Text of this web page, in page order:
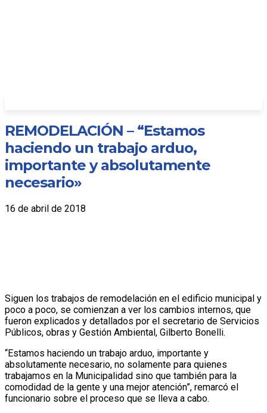
REMODELACIÓN – “Estamos
haciendo un trabajo arduo,
importante y absolutamente
necesario»
16 de abril de 2018
Siguen los trabajos de remodelación en el edificio municipal y
poco a poco, se comienzan a ver los cambios internos, que
fueron explicados y detallados por el secretario de Servicios
Públicos, obras y Gestión Ambiental, Gilberto Bonelli.
“Estamos haciendo un trabajo arduo, importante y
absolutamente necesario, no solamente para quienes
trabajamos en la Municipalidad sino que también para la
comodidad de la gente y una mejor atención”, remarcó el
funcionario sobre el proceso que se lleva a cabo.